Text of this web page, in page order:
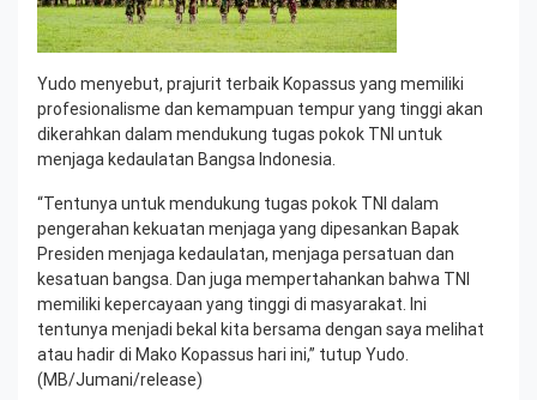
Yudo menyebut, prajurit terbaik Kopassus yang memiliki
profesionalisme dan kemampuan tempur yang tinggi akan
dikerahkan dalam mendukung tugas pokok TNI untuk
menjaga kedaulatan Bangsa Indonesia.
“Tentunya untuk mendukung tugas pokok TNI dalam
pengerahan kekuatan menjaga yang dipesankan Bapak
Presiden menjaga kedaulatan, menjaga persatuan dan
kesatuan bangsa. Dan juga mempertahankan bahwa TNI
memiliki kepercayaan yang tinggi di masyarakat. Ini
tentunya menjadi bekal kita bersama dengan saya melihat
atau hadir di Mako Kopassus hari ini,” tutup Yudo.
(MB/Jumani/release)